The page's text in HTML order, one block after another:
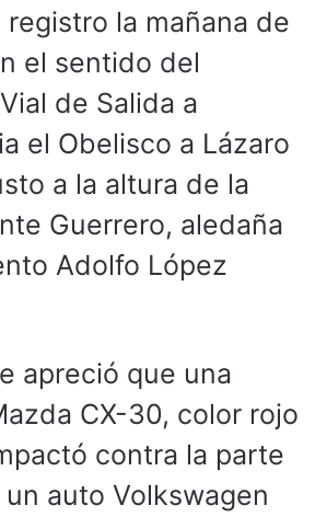
la mañana de
el sentido del
de Salida a
el Obelisco a Lázaro
a la altura de la
Guerrero, aledaña
Adolfo López
apreció que una
CX-30, color rojo
contra la parte
auto Volkswagen